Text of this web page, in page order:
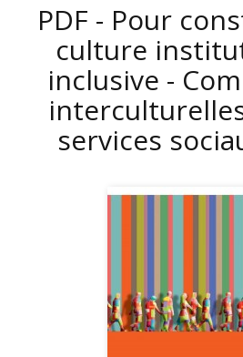
PDF - Pour
culture
inclusive -
services